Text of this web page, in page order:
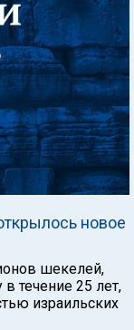
новое
шекелей,
течение 25 лет,
израильских